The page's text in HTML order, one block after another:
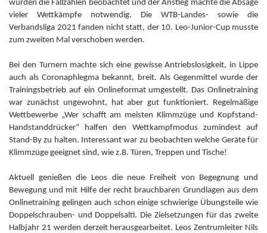
wurden die Fallzahlen beobachtet und der Anstieg machte die Absage
vieler Wettkämpfe notwendig. Die WTB-Landes- sowie die
Verbandsliga 2021 fanden nicht statt, der 10. Leo-Junior-Cup musste
zum zweiten Mal verschoben werden.
Bei den Turnern machte sich eine gewisse Antriebslosigkeit, in Lippe
auch als Coronaphlegma bekannt, breit. Als Gegenmittel wurde der
Trainingsbetrieb auf ein Onlineformat umgestellt. Das Onlinetraining
war zunächst ungewohnt, hat aber gut funktioniert. Regelmäßige
Wettbewerbe „Wer schafft am meisten Klimmzüge und Kopfstand-
Handstanddrücker“ halfen den Wettkampfmodus zumindest auf
Stand-By zu halten. Interessant war zu beobachten welche Geräte für
Klimmzüge geeignet sind, wie z.B. Türen, Treppen und Tische!
Aktuell genießen die Leos die neue Freiheit von Begegnung und
Bewegung und mit Hilfe der recht brauchbaren Grundlagen aus dem
Onlinetraining gelingen auch schon einige schwierige Übungsteile wie
Doppelschrauben- und Doppelsalti. Die Zielsetzungen für das zweite
Halbjahr 21 werden derzeit herausgearbeitet. Leos Zentrumleiter Nils